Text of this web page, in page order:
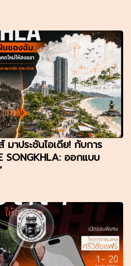
าประชันไอเดีย! กับการ
SONGKHLA: ออกแบบ